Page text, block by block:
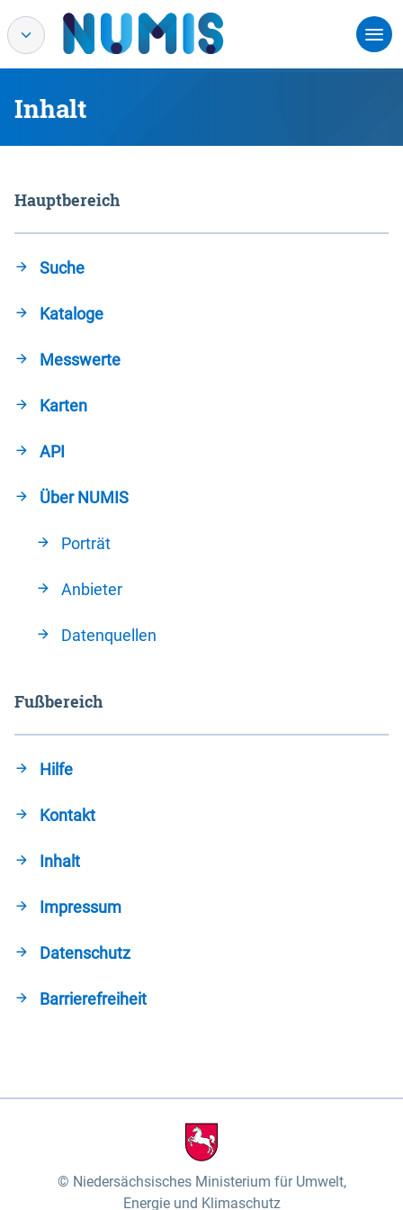
Inhalt
Hauptbereich
Suche
Kataloge
Messwerte
Karten
API
Über NUMIS
Porträt
Anbieter
Datenquellen
Fußbereich
Hilfe
Kontakt
Inhalt
Impressum
Datenschutz
Barrierefreiheit
Niedersächsisches Ministerium für Umwelt,
Energie und Klimaschutz